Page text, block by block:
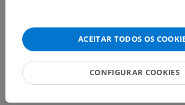
Região cervical posterior
Anatomia comparativa em
ACEITAR TODOS OS
CONFIGURAR COOKIES